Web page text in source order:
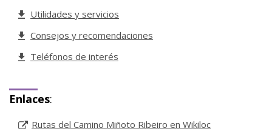
Utilidades y servicios
Consejos y recomendaciones
Teléfonos de interés
Enlaces:
Rutas del Camino Miñoto Ribeiro en Wikiloc